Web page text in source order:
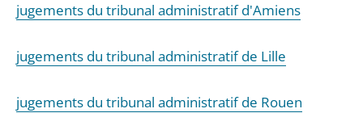
jugements du tribunal administratif d'Amiens
jugements du tribunal administratif de Lille
jugements du tribunal administratif de Rouen